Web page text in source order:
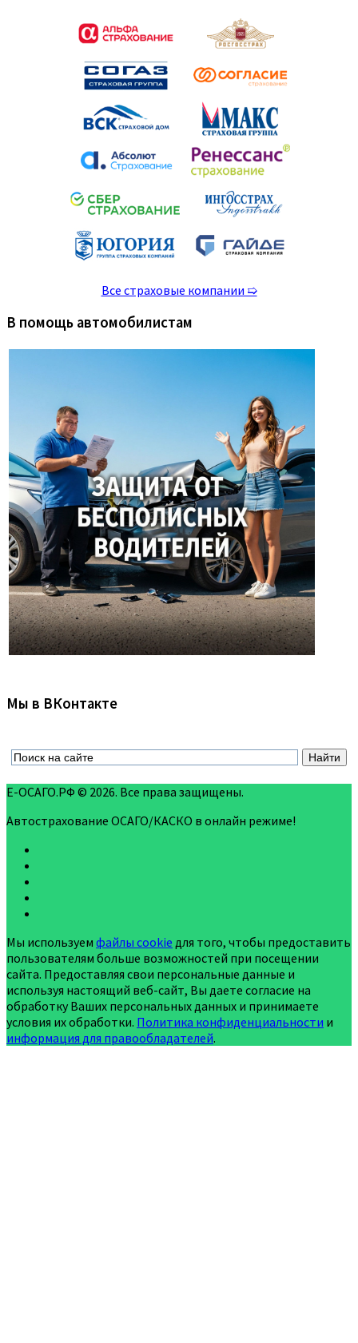
Все страховые компании ➯
В помощь автомобилистам
Мы в ВКонтакте
Е-ОСАГО.РФ © 2026. Все права защищены.
Автострахование ОСАГО/КАСКО в онлайн режиме!
Мы используем файлы cookie для того, чтобы предоставить
пользователям больше возможностей при посещении
сайта. Предоставляя свои персональные данные и
используя настоящий веб-сайт, Вы даете согласие на
обработку Ваших персональных данных и принимаете
условия их обработки. Политика конфиденциальности и
информация для правообладателей.